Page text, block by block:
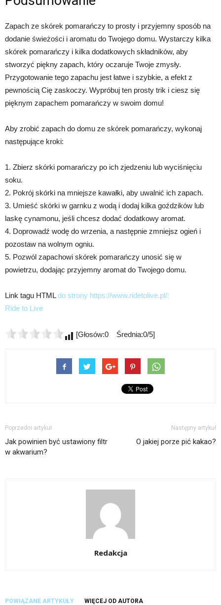
Zapach ze skórek pomarańczy to prosty i przyjemny sposób na
dodanie świeżości i aromatu do Twojego domu. Wystarczy kilka
skórek pomarańczy i kilka dodatkowych składników, aby
stworzyć piękny zapach, który oczaruje Twoje zmysły.
Przygotowanie tego zapachu jest łatwe i szybkie, a efekt z
pewnością Cię zaskoczy. Wypróbuj ten prosty trik i ciesz się
pięknym zapachem pomarańczy w swoim domu!
Aby zrobić zapach do domu ze skórek pomarańczy, wykonaj
następujące kroki:
1. Zbierz skórki pomarańczy po ich zjedzeniu lub wyciśnięciu
soku.
2. Pokrój skórki na mniejsze kawałki, aby uwalnić ich zapach.
3. Umieść skórki w garnku z wodą i dodaj kilka goździków lub
laskę cynamonu, jeśli chcesz dodać dodatkowy aromat.
4. Doprowadź wodę do wrzenia, a następnie zmniejsz ogień i
pozostaw na wolnym ogniu.
5. Pozwól zapachowi skórek pomarańczy unosić się w
powietrzu, dodając przyjemny aromat do Twojego domu.
Link tagu HTMLdo strony https://www.ridetolive.pl/:
Ride to Live
[Głosów:0 Średnia:0/5]
Poprzedni artykuł
Jak powinien być ustawiony filtr
w akwarium?
Następny artykuł
O jakiej porze pić kakao?
Redakcja
POWIĄZANE ARTYKUŁY WIĘCEJ OD AUTORA